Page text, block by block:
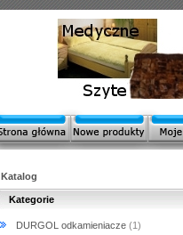
Katalog
Kategorie
DURGOL odkamieniacze (1)